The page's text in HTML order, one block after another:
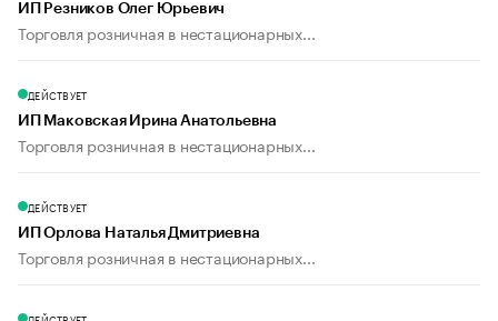
ИП Резников Олег Юрьевич
Торговля розничная в нестационарных...
ДЕЙСТВУЕТ
ИП Маковская Ирина Анатольевна
Торговля розничная в нестационарных...
ДЕЙСТВУЕТ
ИП Орлова Наталья Дмитриевна
Торговля розничная в нестационарных...